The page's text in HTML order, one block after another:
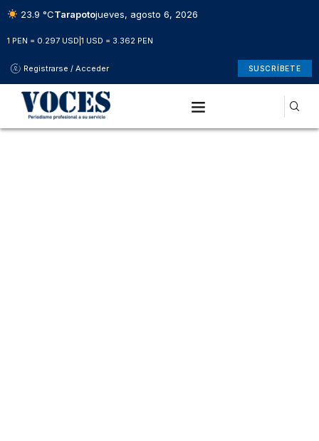
23.9 °CTarapotojueves, agosto 6, 2026
1 PEN = 0.297 USD 1 USD = 3.362 PEN
Registrarse / Acceder SUSCRÍBETE